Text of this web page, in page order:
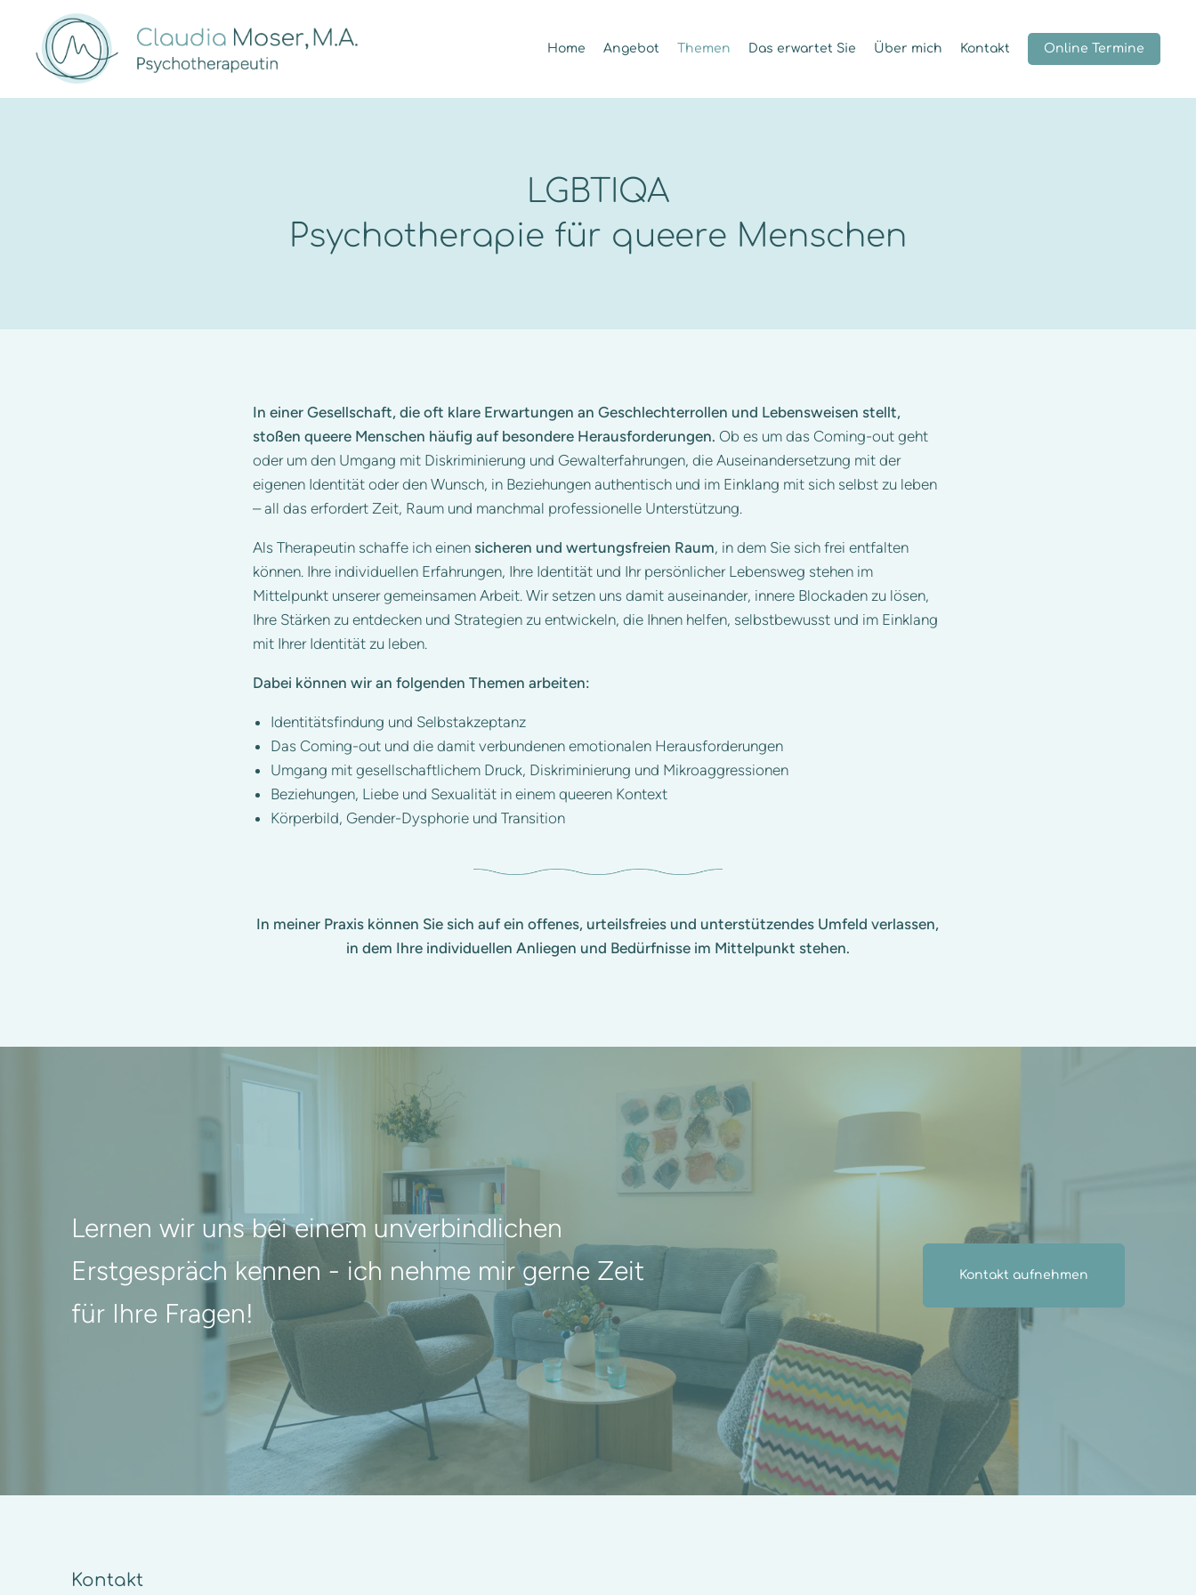
Home Angebot Themen Das erwartet Sie Über mich Kontakt Online Termine
LGBTIQA
Psychotherapie für queere Menschen
In einer Gesellschaft, die oft klare Erwartungen an Geschlechterrollen und Lebensweisen stellt,
stoßen queere Menschen häufig auf besondere Herausforderungen. Ob es um das Coming-out geht
oder um den Umgang mit Diskriminierung und Gewalterfahrungen, die Auseinandersetzung mit der
eigenen Identität oder den Wunsch, in Beziehungen authentisch und im Einklang mit sich selbst zu leben
– all das erfordert Zeit, Raum und manchmal professionelle Unterstützung.
Als Therapeutin schaffe ich einen sicheren und wertungsfreien Raum, in dem Sie sich frei entfalten
können. Ihre individuellen Erfahrungen, Ihre Identität und Ihr persönlicher Lebensweg stehen im
Mittelpunkt unserer gemeinsamen Arbeit. Wir setzen uns damit auseinander, innere Blockaden zu lösen,
Ihre Stärken zu entdecken und Strategien zu entwickeln, die Ihnen helfen, selbstbewusst und im Einklang
mit Ihrer Identität zu leben.
Dabei können wir an folgenden Themen arbeiten:
Identitätsfindung und Selbstakzeptanz
Das Coming-out und die damit verbundenen emotionalen Herausforderungen
Umgang mit gesellschaftlichem Druck, Diskriminierung und Mikroaggressionen
Beziehungen, Liebe und Sexualität in einem queeren Kontext
Körperbild, Gender-Dysphorie und Transition
In meiner Praxis können Sie sich auf ein offenes, urteilsfreies und unterstützendes Umfeld verlassen,
in dem Ihre individuellen Anliegen und Bedürfnisse im Mittelpunkt stehen.
Lernen wir uns bei einem unverbindlichen
Erstgespräch kennen - ich nehme mir gerne Zeit
für Ihre Fragen!
Kontakt aufnehmen
Kontakt